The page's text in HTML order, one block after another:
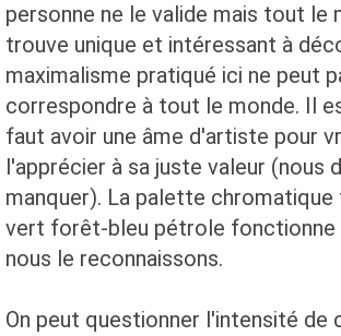
personne ne le valide mais tout le
trouve unique et intéressant à
maximalisme pratiqué ici ne peut
correspondre à tout le monde. Il
faut avoir une âme d'artiste pour
l'apprécier à sa juste valeur (nous
manquer). La palette
vert forêt-bleu pétrole
nous le reconnaissons.
On peut questionner l'intensité de